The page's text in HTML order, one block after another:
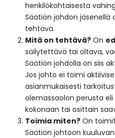
henkilökohtaisesta
Säätiön johdon jäsenellä
tehtävä.
Mitä on tehtävä? On
säilytettävä tai oltava,
Säätiön johdolla on siis
Jos johto ei toimi
asianmukaisesti
olemassaolon perusta
kokonaan tai osittain
Toimia miten? On
Säätiön johtoon